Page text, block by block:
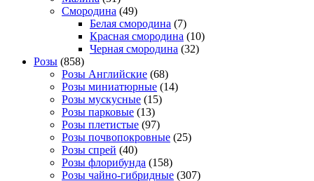
Смородина (49)
Белая смородина (7)
Красная смородина (10)
Черная смородина (32)
Розы (858)
Розы Английские (68)
Розы миниатюрные (14)
Розы мускусные (15)
Розы парковые (13)
Розы плетистые (97)
Розы почвопокровные (25)
Розы спрей (40)
Розы флорибунда (158)
Розы чайно-гибридные (307)